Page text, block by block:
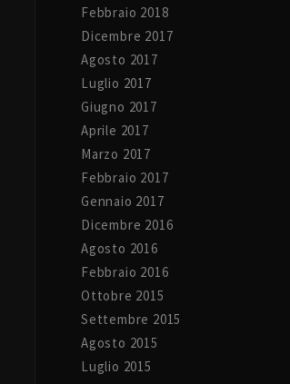
Febbraio 2018
Dicembre 2017
Agosto 2017
Luglio 2017
Giugno 2017
Aprile 2017
Marzo 2017
Febbraio 2017
Gennaio 2017
Dicembre 2016
Agosto 2016
Febbraio 2016
Ottobre 2015
Settembre 2015
Agosto 2015
Luglio 2015